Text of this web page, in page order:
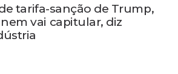
tarifa-sanção de Trump,
vai capitular, diz